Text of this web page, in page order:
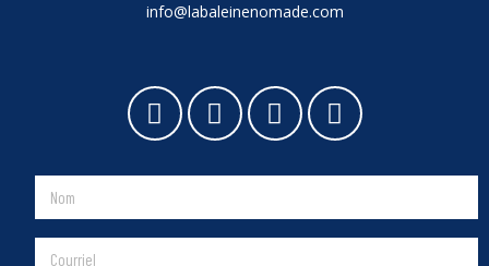
info@labaleinenomade.com